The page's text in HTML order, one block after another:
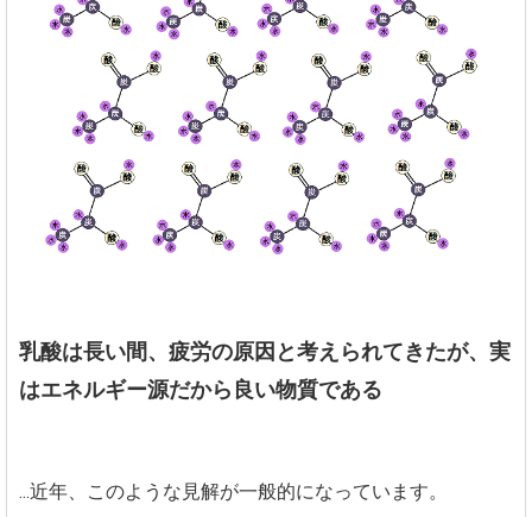
乳酸は長い間、疲労の原因と考えられてきたが、実
はエネルギー源だから良い物質である
...近年、このような見解が一般的になっています。